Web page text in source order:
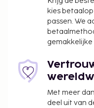
snackbar/deli.
Toeslag voor
nacht (op 50
accommodatie
verblijfsduur), plus
kies
passen. We
Met meer
deel uit van